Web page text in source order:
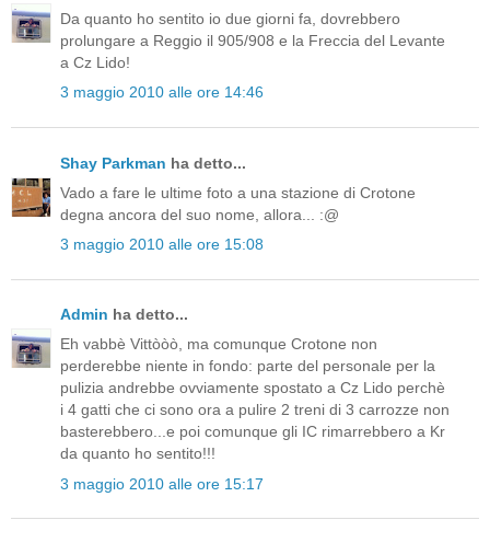
Da quanto ho sentito io due giorni fa, dovrebbero
prolungare a Reggio il 905/908 e la Freccia del Levante
a Cz Lido!
3 maggio 2010 alle ore 14:46
Shay Parkman ha detto...
Vado a fare le ultime foto a una stazione di Crotone
degna ancora del suo nome, allora... :@
3 maggio 2010 alle ore 15:08
Admin ha detto...
Eh vabbè Vittòòò, ma comunque Crotone non
perderebbe niente in fondo: parte del personale per la
pulizia andrebbe ovviamente spostato a Cz Lido perchè
i 4 gatti che ci sono ora a pulire 2 treni di 3 carrozze non
basterebbero...e poi comunque gli IC rimarrebbero a Kr
da quanto ho sentito!!!
3 maggio 2010 alle ore 15:17